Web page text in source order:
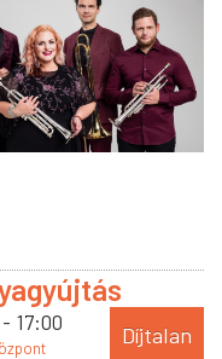
- 17:00 Díjtalan